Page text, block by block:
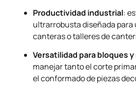
Productividad industrial:
ultrarrobusta diseñada para
canteras o talleres de
Versatilidad para bloques
manejar tanto el corte
el conformado de piezas